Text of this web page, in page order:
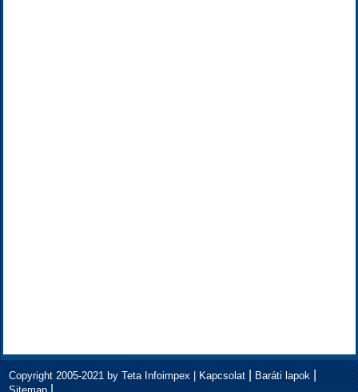
Copyright 2005-2021 by Teta Infoimpex | Kapcsolat| Baráti lapok|
|